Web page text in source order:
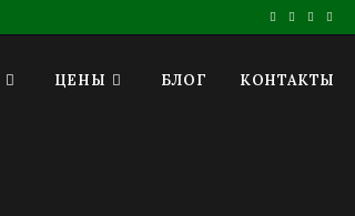
ЦЕНЫ БЛОГ КОНТАКТЫ